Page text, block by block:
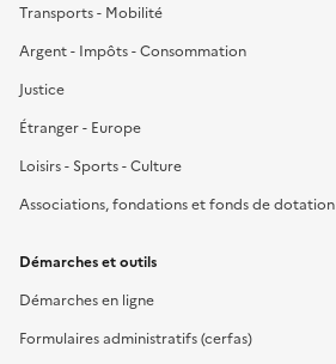
Transports - Mobilité
Argent - Impôts - Consommation
Justice
Étranger - Europe
Loisirs - Sports - Culture
Associations, fondations et fonds de dotation
Démarches et outils
Démarches en ligne
Formulaires administratifs (cerfas)